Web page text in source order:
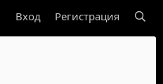
Вход Регистрация